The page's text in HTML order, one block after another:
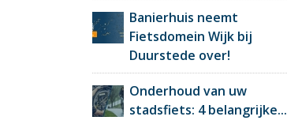
Banierhuis neemt
Fietsdomein Wijk bij
Duurstede over!
Onderhoud van uw
stadsfiets: 4 belangrijke...